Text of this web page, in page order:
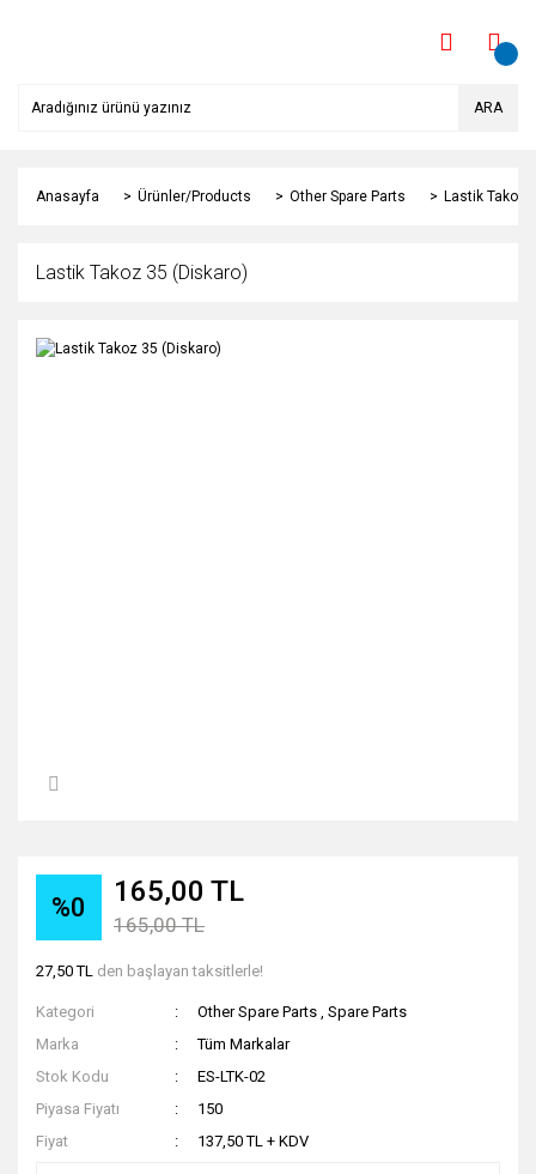
ARA
Anasayfa Ürünler/Products Other Spare Parts Lastik Takoz
Lastik Takoz 35 (Diskaro)
%0 165,00 TL
165,00 TL
27,50 TL den başlayan taksitlerle!
Kategori Other Spare Parts ,Spare Parts
Marka
Tüm Markalar
Stok Kodu
ES-LTK-02
Piyasa Fiyatı
150
Fiyat
137,50 TL + KDV